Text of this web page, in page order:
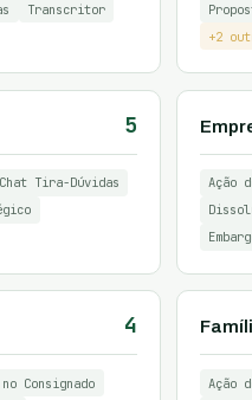
Transcritor
+2
5
Chat Tira-Dúvidas
Ação
4
Consignado
Ação